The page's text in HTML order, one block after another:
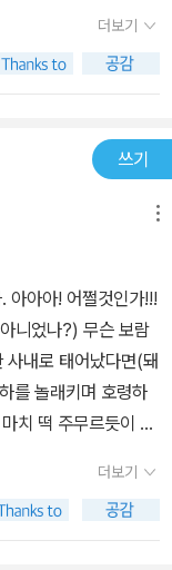
포위작전섬멸전은 로
볼 수 있습니다.카르
내고 뒤로 물러난 카
은 정말 대단한 고대
의 예상을 뒤엎은 것
카르타고 본국을 친
지에서 자살합니다.
의 기병들이 파란
서 망치역할을 하는
로 돌아온 기병으로
가 있다면 이 전투도
를 로마 제국의 합법
니다.그 뒤를 이은 황
신교체제로 돌아가려
로마군처럼 주변국
지며 점차 균형이 바
이 전장을 더 치명
전쟁에 참전했다. ​17
급격히 변화했다. 전
수십만 명에 달하는
이 전투 의지 못지
, 대량 징집, 민족주
내는 기게 화 된 세계
전 세대의 군인은 전
살인이다.'​이 책은 이
적 없는 방식으로
준다. 이 책은 거대화
.전쟁사를 아주 이렇
게 소장 가치가 충분
투... 나름 이 전투에
실하게흐름이 이해된
도 전투중관련 기록
있다는 생각이 들더
라의 장수들의 이름
시기의 청나라나
안타깝더군요 역시 2
여 국가들의 배 이름
나하나의 행적이 이
기 청,명등의 전투관
요 더불어 약간 흠이
우는 오히려 기존의
생각도 들더군요 그
서 읽기편하고 좋은
더보기
쓰기
아아아! 어쩔것인가!!!
니었나?) 무슨 보람
내로 태어났다면(돼
를 놀래키며 호령하
치 떡 주무르듯이 쭈
이관데......아아아!!!
도책 세 권을 구입하
더보기